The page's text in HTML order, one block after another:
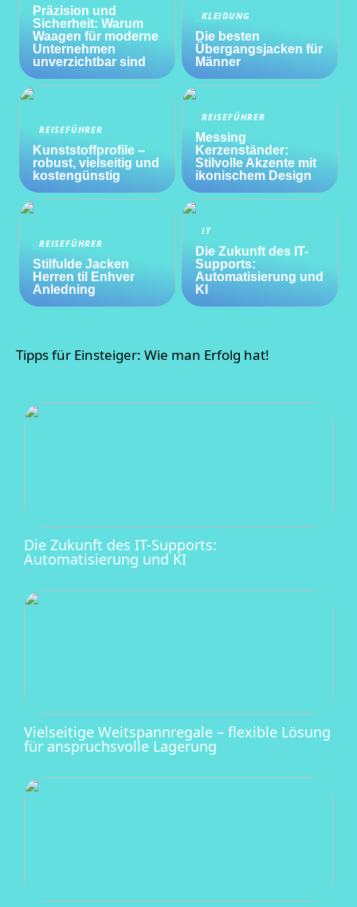
Präzision und
Sicherheit: Warum
Waagen für moderne
Unternehmen
unverzichtbar sind
KLEIDUNG
Die besten
Übergangsjacken für
Männer
REISEFÜHRER
Kunststoffprofile –
robust, vielseitig und
kostengünstig
REISEFÜHRER
Messing
Kerzenständer:
Stilvolle Akzente mit
ikonischem Design
REISEFÜHRER
Stilfulde Jacken
Herren til Enhver
Anledning
IT
Die Zukunft des IT-
Supports:
Automatisierung und
KI
Tipps für Einsteiger: Wie man Erfolg hat!
Die Zukunft des IT-Supports:
Automatisierung und KI
Vielseitige Weitspannregale – flexible Lösung
für anspruchsvolle Lagerung